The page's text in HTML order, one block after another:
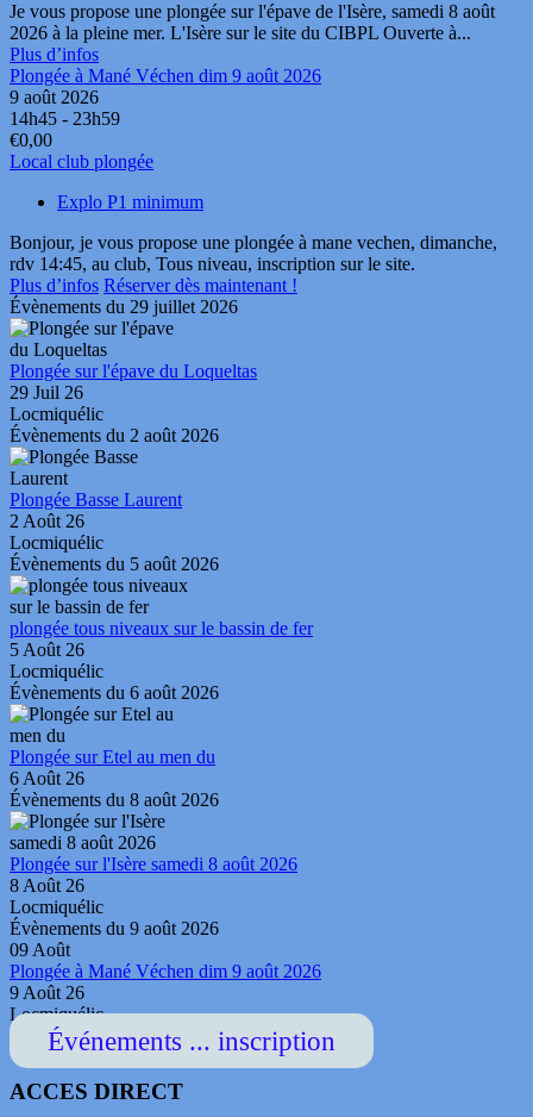
Je vous propose une plongée sur l'épave de l'Isère, samedi 8 août
2026 à la pleine mer. L'Isère sur le site du CIBPL Ouverte à...
Plus d’infos
Plongée à Mané Véchen dim 9 août 2026
9 août 2026
14h45 - 23h59
€0,00
Local club plongée
Explo P1 minimum
Bonjour, je vous propose une plongée à mane vechen, dimanche,
rdv 14:45, au club, Tous niveau, inscription sur le site.
Plus d’infos Réserver dès maintenant !
Évènements du 29 juillet 2026
Plongée sur l'épave du Loqueltas
29 Juil 26
Locmiquélic
Évènements du 2 août 2026
Plongée Basse Laurent
2 Août 26
Locmiquélic
Évènements du 5 août 2026
plongée tous niveaux sur le bassin de fer
5 Août 26
Locmiquélic
Évènements du 6 août 2026
Plongée sur Etel au men du
6 Août 26
Évènements du 8 août 2026
Plongée sur l'Isère samedi 8 août 2026
8 Août 26
Locmiquélic
Évènements du 9 août 2026
09 Août
Plongée à Mané Véchen dim 9 août 2026
9 Août 26
Locmiquélic
Événements ... inscription
ACCES DIRECT